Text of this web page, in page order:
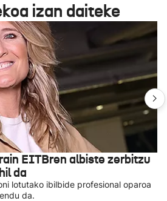
izan daiteke
EITBren albiste zerbitzu
da
lotutako ibilbide profesional oparoa
da.